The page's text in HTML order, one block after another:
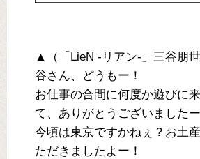
▲（「LieN -リアン-」三谷朋
谷さん、どうもー！
お仕事の合間に何度か遊びに
て、ありがとうございましたー
今頃は東京ですかねぇ？お土
ただきましたよー！